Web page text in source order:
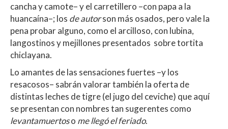
cancha y camote– y el carretillero –con papa a la
huancaína–; los de autorson más osados, pero vale la
pena probar alguno, como el arcilloso, con lubina,
langostinos y mejillones presentados sobre tortita
chiclayana.
Lo amantes de las sensaciones fuertes –y los
resacosos– sabrán valorar también la oferta de
distintas leches de tigre (el jugo del ceviche) que aquí
se presentan con nombres tan sugerentes como
levantamuertoso me llegó el feriado.